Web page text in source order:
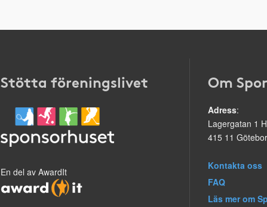
Stötta föreningslivet
En del av AwardIt
Om
Adress:
Lagergatan 1
415 11
Kontakta oss
FAQ
Läs mer om